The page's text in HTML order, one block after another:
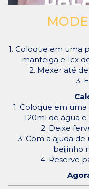
1. Coloque em uma
manteiga e 1cx
2. Mexer até
3.
1. Coloque em
120ml de água
2. Deixe
3. Com a ajuda
beijinho
4. Reserve